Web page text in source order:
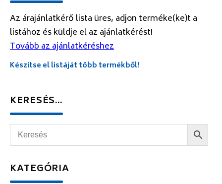
Az árajánlatkérő lista üres, adjon terméke(ke)t a
listához és küldje el az ajánlatkérést!
Tovább az ajánlatkéréshez
Készítse el listáját több termékből!
KERESÉS…
KATEGÓRIA